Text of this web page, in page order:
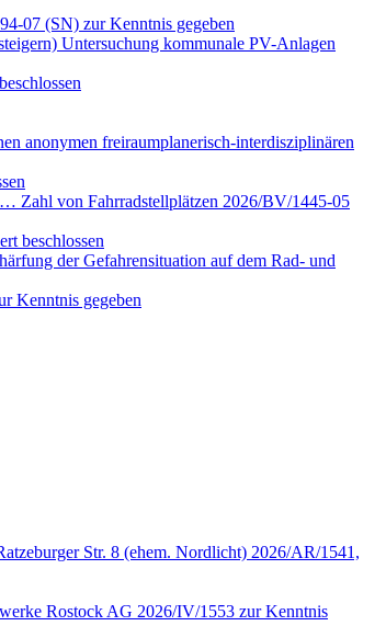
07 (SN) zur Kenntnis gegeben
Untersuchung kommunale PV-Anlagen
anonymen freiraumplanerisch-interdisziplinären
Zahl von Fahrradstellplätzen 2026/BV/1445-05
beschlossen
der Gefahrensituation auf dem Rad- und
Kenntnis gegeben
Str. 8 (ehem. Nordlicht) 2026/AR/1541,
Rostock AG 2026/IV/1553 zur Kenntnis